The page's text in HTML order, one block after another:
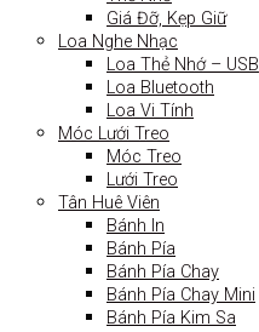
Giá Đỡ, Kẹp Giữ
Loa Nghe Nhạc
Loa Thẻ Nhớ – USB
Loa Bluetooth
Loa Vi Tính
Móc Lưới Treo
Móc Treo
Lưới Treo
Tân Huê Viên
Bánh In
Bánh Pía
Bánh Pía Chay
Bánh Pía Chay Mini
Bánh Pía Kim Sa